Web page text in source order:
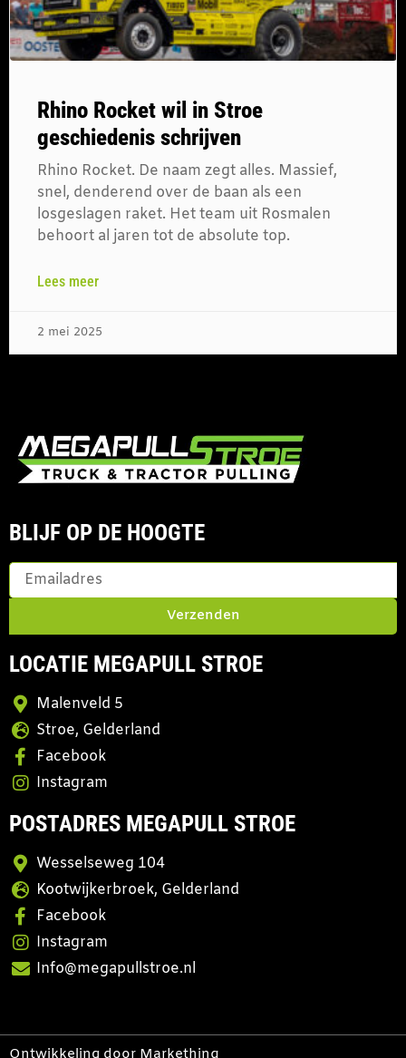
Rhino Rocket wil in Stroe
geschiedenis schrijven
Rhino Rocket. De naam zegt alles. Massief,
snel, denderend over de baan als een
losgeslagen raket. Het team uit Rosmalen
behoort al jaren tot de absolute top.
Lees meer
2 mei 2025
BLIJF OP DE HOOGTE
Verzenden
LOCATIE MEGAPULL STROE
Malenveld 5
Stroe, Gelderland
Facebook
Instagram
POSTADRES MEGAPULL STROE
Wesselseweg 104
Kootwijkerbroek, Gelderland
Facebook
Instagram
Info@megapullstroe.nl
Ontwikkeling door Markethinq